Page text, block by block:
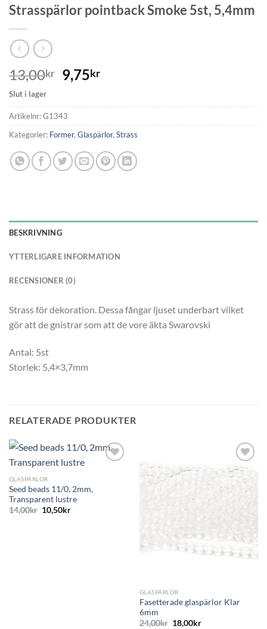
Strasspärlor pointback Smoke 5st, 5,4mm
13,00kr 9,75kr
Slut i lager
Artikelnr:G1343
Kategorier: Former, Glaspärlor, Strass
BESKRIVNING
YTTERLIGARE INFORMATION
RECENSIONER (0)
Strass för dekoration. Dessa fångar ljuset underbart vilket
gör att de gnistrar som att de vore äkta Swarovski
Antal: 5st
Storlek: 5,4×3,7mm
RELATERADE PRODUKTER
GLASPÄRLOR
Seed beads 11/0, 2mm,
Transparent lustre
14,00kr 10,50kr
GLASPÄRLOR
Fasetterade glaspärlor Klar
6mm
24,00kr 18,00kr